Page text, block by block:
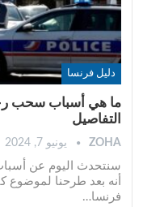
دليل فرنسا
ما هي أسباب سحب
التفاصيل
ZOHA يونيو 7, 2024
سنتحدث اليوم عن
أنه بعد طرحنا لموضوع
فرنسا…